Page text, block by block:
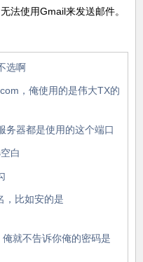
法使用Gmail来发送邮件。
选啊
，俺使用的是伟大TX的
务器都是使用的这个端口
白
，比如安的是
就不告诉你俺的密码是